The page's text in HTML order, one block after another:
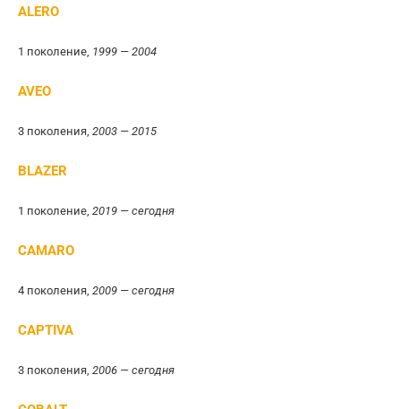
ALERO
1 поколение, 1999 — 2004
AVEO
3 поколения, 2003 — 2015
BLAZER
1 поколение, 2019 — сегодня
CAMARO
4 поколения, 2009 — сегодня
CAPTIVA
3 поколения, 2006 — сегодня